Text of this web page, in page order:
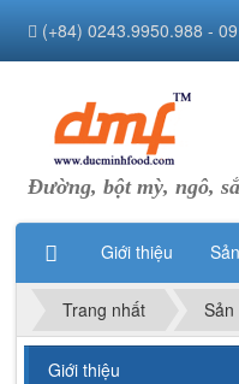
Đường, bột mỳ, ngô,
Giới thiệu
(+84) 0243.9950.988 -
Trang nhất Sản
Giới thiệu